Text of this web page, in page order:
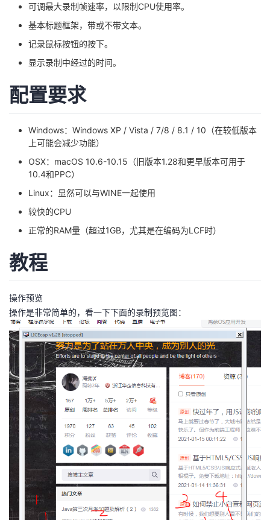
可调最大录制帧速率，以限制CPU使用率。
基本标题框架，带或不带文本。
记录鼠标按钮的按下。
显示录制中经过的时间。
配置要求
Windows：Windows XP / Vista / 7/8 / 8.1 / 10（在较低版本
上可能会减少功能）
OSX：macOS 10.6-10.15（旧版本1.28和更早版本可用于
10.4和PPC）
Linux：显然可以与WINE一起使用
较快的CPU
正常的RAM量（超过1GB，尤其是在编码为LCF时）
教程
操作预览
操作是非常简单的，看一下下面的录制预览图：